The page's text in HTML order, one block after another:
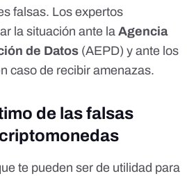
falsas. Los expertos
la situación ante la Agencia
de Datos (AEPD) y ante los
caso de recibir amenazas.
de las falsas
te pueden ser de utilidad para